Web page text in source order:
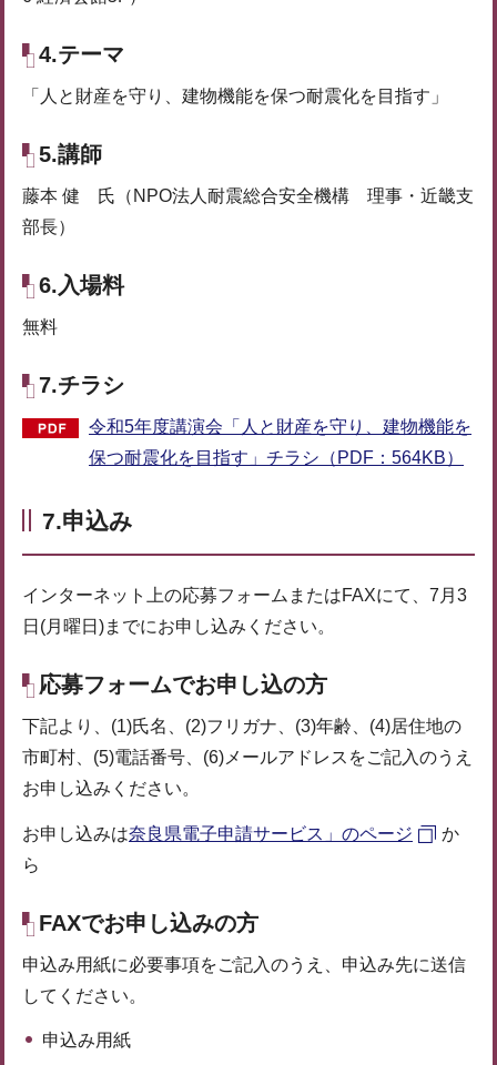
4.テーマ
「人と財産を守り、建物機能を保つ耐震化を目指す」
5.講師
藤本 健 氏（NPO法人耐震総合安全機構 理事・近畿支
部長）
6.入場料
無料
7.チラシ
令和5年度講演会「人と財産を守り、建物機能を
保つ耐震化を目指す」チラシ（PDF：564KB）
7.申込み
インターネット上の応募フォームまたはFAXにて、7月3
日(月曜日)までにお申し込みください。
応募フォームでお申し込の方
下記より、(1)氏名、(2)フリガナ、(3)年齢、(4)居住地の
市町村、(5)電話番号、(6)メールアドレスをご記入のうえ
お申し込みください。
お申し込みは奈良県電子申請サービス」のページ
か
ら
FAXでお申し込みの方
申込み用紙に必要事項をご記入のうえ、申込み先に送信
してください。
申込み用紙